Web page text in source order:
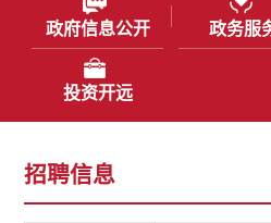
政府信息公开 政务服
投资开远
招聘信息